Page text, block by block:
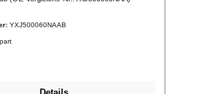
YXJ500060NAAB